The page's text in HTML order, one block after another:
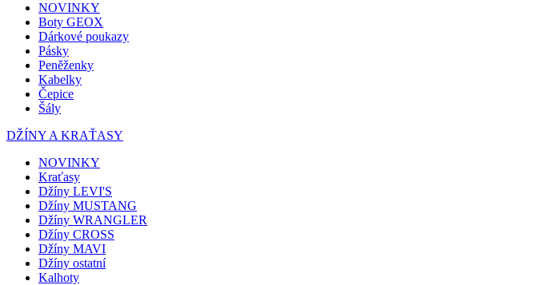
NOVINKY
Boty GEOX
Dárkové poukazy
Pásky
Peněženky
Kabelky
Čepice
Šály
DŽÍNY A KRAŤASY
NOVINKY
Kraťasy
Džíny LEVI'S
Džíny MUSTANG
Džíny WRANGLER
Džíny CROSS
Džíny MAVI
Džíny ostatní
Kalhoty